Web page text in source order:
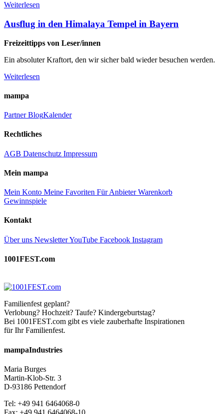
Weiterlesen
Ausflug in den Himalaya Tempel in Bayern
Freizeittipps von Leser/innen
Ein absoluter Kraftort, den wir sicher bald wieder besuchen werden.
Weiterlesen
mampa
PartnerBlogKalender
Rechtliches
AGB Datenschutz Impressum
Mein mampa
Mein Konto Meine Favoriten Für AnbieterWarenkorb
Gewinnspiele
Kontakt
Über uns NewsletterYouTube Facebook Instagram
1001FEST.com
Familienfest geplant?
Verlobung? Hochzeit? Taufe? Kindergeburtstag?
Bei 1001FEST.com gibt es viele zauberhafte Inspirationen
für Ihr Familienfest.
mampaIndustries
Maria Burges
Martin-Klob-Str. 3
D-93186 Pettendorf
Tel: +49 941 6464068-0
Fax: +49 941 6464068-10